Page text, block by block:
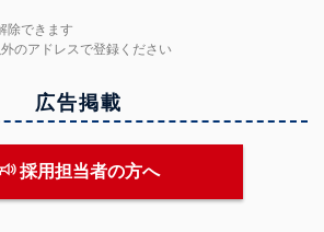
除できます
のアドレスで登録ください
広告掲載
採用担当者の方へ